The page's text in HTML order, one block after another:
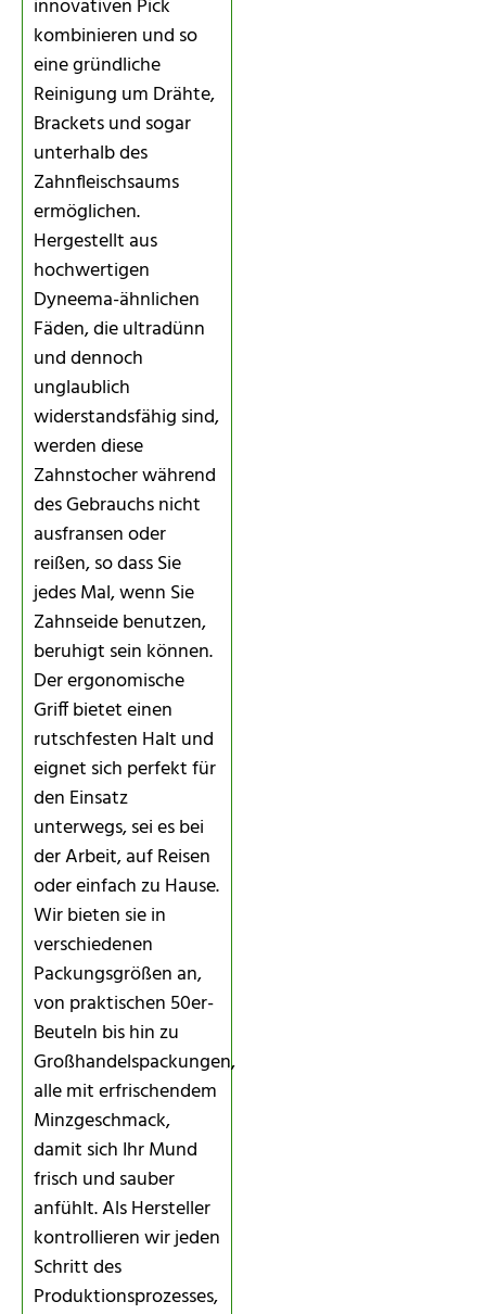
innovativen Pick
kombinieren und so
eine gründliche
Reinigung um Drähte,
Brackets und sogar
unterhalb des
Zahnfleischsaums
ermöglichen.
Hergestellt aus
hochwertigen
Dyneema-ähnlichen
Fäden, die ultradünn
und dennoch
unglaublich
widerstandsfähig sind,
werden diese
Zahnstocher während
des Gebrauchs nicht
ausfransen oder
reißen, so dass Sie
jedes Mal, wenn Sie
Zahnseide benutzen,
beruhigt sein können.
Der ergonomische
Griff bietet einen
rutschfesten Halt und
eignet sich perfekt für
den Einsatz
unterwegs, sei es bei
der Arbeit, auf Reisen
oder einfach zu Hause.
Wir bieten sie in
verschiedenen
Packungsgrößen an,
von praktischen 50er-
Beuteln bis hin zu
Großhandelspackungen,
alle mit erfrischendem
Minzgeschmack,
damit sich Ihr Mund
frisch und sauber
anfühlt. Als Hersteller
kontrollieren wir jeden
Schritt des
Produktionsprozesses,